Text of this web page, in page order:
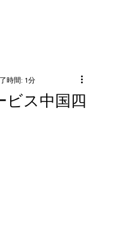
ビス中国四
時間: 1分